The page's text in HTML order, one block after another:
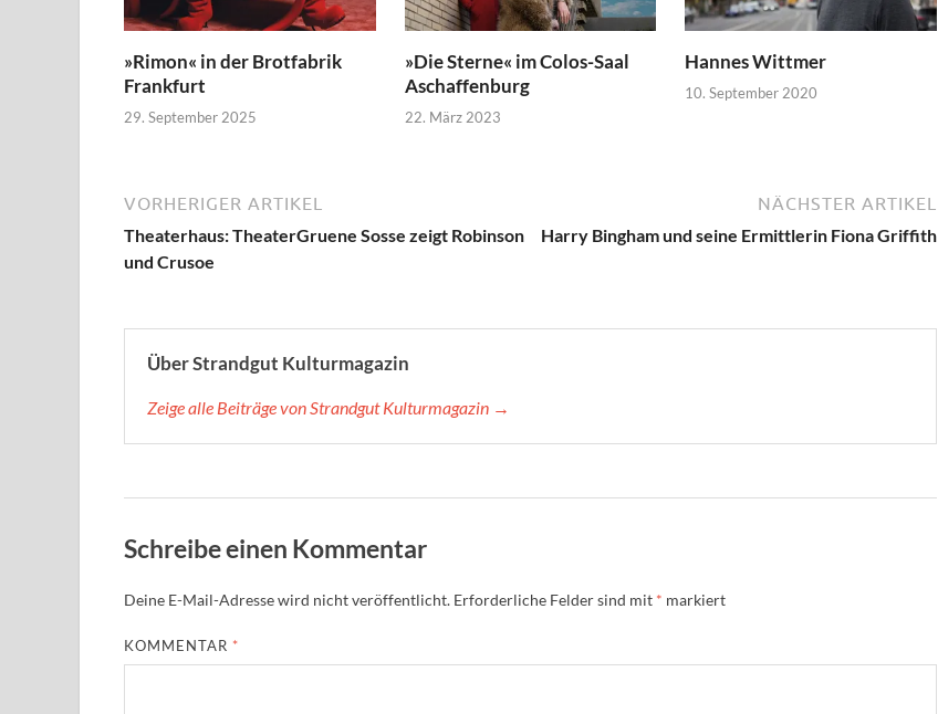
»Rimon« in der Brotfabrik
Frankfurt
29. September 2025
»Die Sterne« im Colos-Saal
Aschaffenburg
22. März 2023
Hannes Wittmer
10. September 2020
VORHERIGER ARTIKEL
Theaterhaus: TheaterGruene Sosse zeigt Robinson
und Crusoe
NÄCHSTER ARTIKEL
Harry Bingham und seine Ermittlerin Fiona Griffith
Über Strandgut Kulturmagazin
Zeige alle Beiträge von Strandgut Kulturmagazin →
Schreibe einen Kommentar
Deine E-Mail-Adresse wird nicht veröffentlicht. Erforderliche Felder sind mit * markiert
KOMMENTAR *